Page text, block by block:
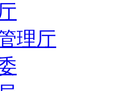
理厅